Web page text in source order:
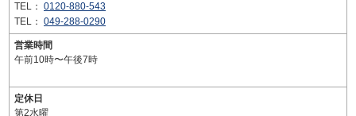
TEL： 0120-880-543
TEL： 049-288-0290
営業時間
午前10時〜午後7時
定休日
第2水曜